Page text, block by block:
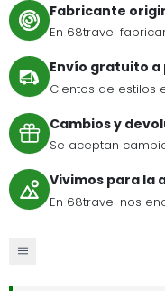
Fabricante
En 68travel
Envío gratuito
Cientos de estilos
Cambios y
Se aceptan
Vivimos para la
En 68travel nos